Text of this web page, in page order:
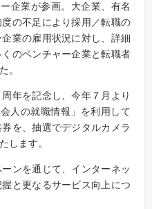
企業が参画。大企業、有名
の不足により採用／転職の
業の雇用状況に対し、詳細
のベンチャー企業と転職者
。
年を記念し、今年７月より
人の就職情報」を利用して
を、抽選でデジタルカメラ
します。
ンを通じて、インターネッ
と更なるサービス向上につ